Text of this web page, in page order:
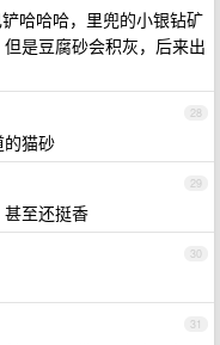
哈哈哈，里兜的小银钻矿
是豆腐砂会积灰，后来出
28
的猫砂
29
至还挺香
30
31